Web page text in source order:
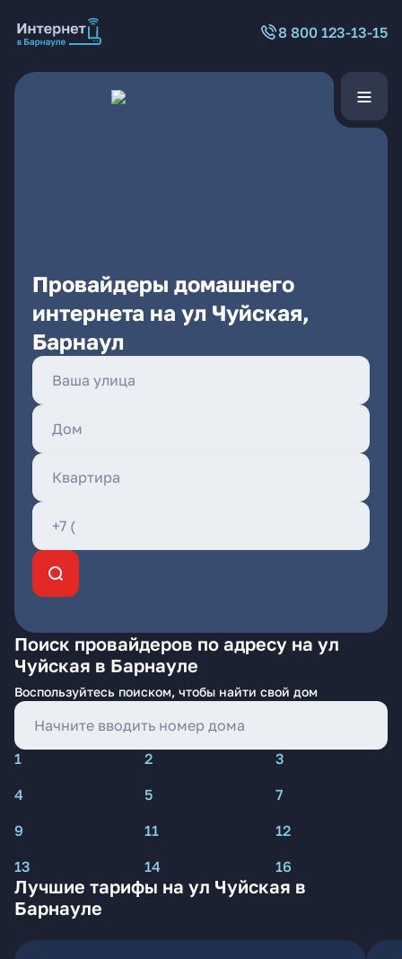
8 800 123-13-15
Провайдеры домашнего
интернета на ул Чуйская,
Барнаул
Поиск провайдеров по адресу на ул
Чуйская в Барнауле
Воспользуйтесь поиском, чтобы найти свой дом
1 2
3
4
5
7
9
11
12
13
14 16
Лучшие тарифы на ул Чуйская в
Барнауле